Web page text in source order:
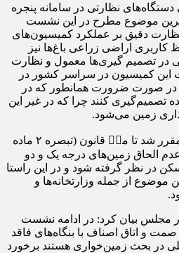
نظارتی در سامانه پنجره
موضوع مطرح در این نشست
دقیق بر عملکرد کمیسیون‌های
قانون حفظ کاربری اراضی زراعی باغ‌ها نیز
در تصمیم گیری‌ها معمول و نظارت
کمیسیون در سراسر کشور در
در صورت ضرورت همانطور که در
کنند چرا که در غیر این
زمین می‌شود.
پژمانفر اضافه کرد: همچنین مقرر شد تا مرۤ قانون (تبصره ۲ ماده
الحاق زمین‌های درجه یک و دو
در نظر گرفته شود و در این راستا
موضوع از جمله وزارتخانه‌ها و
مجلس بیان کرد: در ادامه نشست
و اتاق اصناف با بنگاه‌های فاقد
در بحث زمین‌خواری هستند برخورد